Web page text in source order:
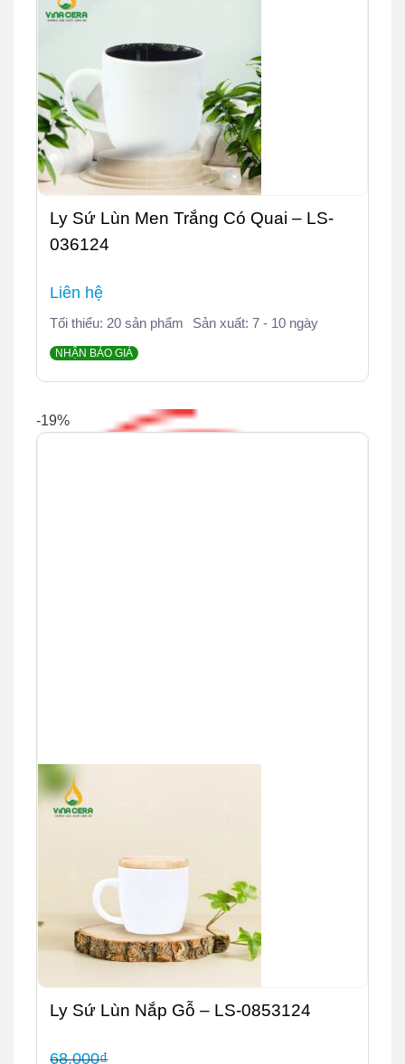
Ly Sứ Lùn Men Trắng Có Quai – LS-
036124
Liên hệ
Tối thiểu: 20 sản phẩm Sản xuất: 7 - 10 ngày
NHẬN BÁO GIÁ
-19%
Ly Sứ Lùn Nắp Gỗ – LS-0853124
68.000₫